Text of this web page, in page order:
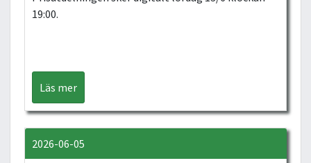
19:00.
Läs mer
2026-06-05